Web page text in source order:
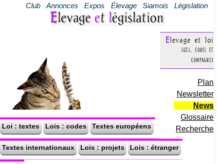
Club Annonces Expos Élevage Siamois Législation
Elevage et législation
Elevage et loi
Lois, codes et
compagnie
Plan
Newsletter
News
Glossaire
Recherche
Loi : textes Lois : codes Textes européens
Textes internationaux Lois : projets Lois : étranger